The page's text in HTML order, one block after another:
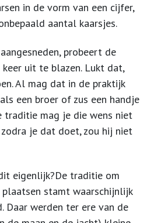
in de vorm van een cijfer,
aantal kaarsjes.
probeert de
uit te blazen. Lukt dat,
Al mag dat in de praktijk
een broer of zus een handje
traditie mag je die wens niet
je dat doet, zou hij niet
eigenlijk?De traditie om
stamt waarschijnlijk
Daar werden ter ere van de